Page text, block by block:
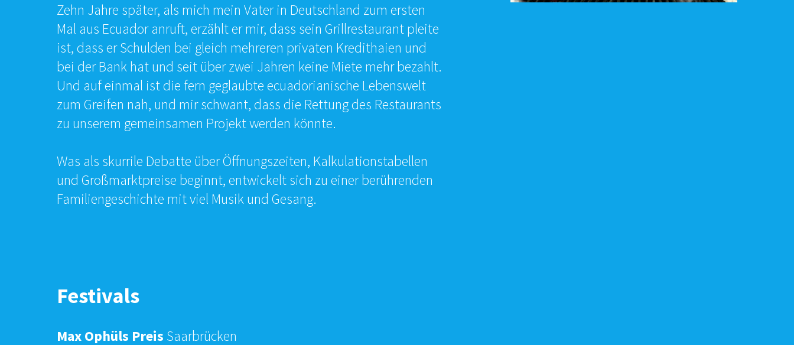
Zehn Jahre später, als mich mein Vater in Deutschland zum ersten
Mal aus Ecuador anruft, erzählt er mir, dass sein Grillrestaurant pleite
ist, dass er Schulden bei gleich mehreren privaten Kredithaien und
bei der Bank hat und seit über zwei Jahren keine Miete mehr bezahlt.
Und auf einmal ist die fern geglaubte ecuadorianische Lebenswelt
zum Greifen nah, und mir schwant, dass die Rettung des Restaurants
zu unserem gemeinsamen Projekt werden könnte.
Was als skurrile Debatte über Öffnungszeiten, Kalkulationstabellen
und Großmarktpreise beginnt, entwickelt sich zu einer berührenden
Familiengeschichte mit viel Musik und Gesang.
Festivals
Max Ophüls Preis Saarbrücken